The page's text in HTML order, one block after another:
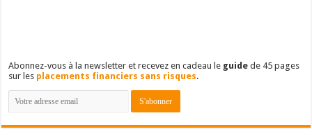
Abonnez-vous à la newsletter et recevez en cadeau le guide de 45 pages
sur les placements financiers sans risques.